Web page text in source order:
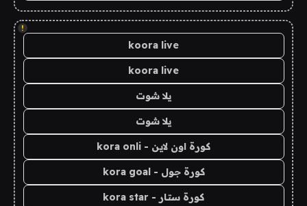
!
koora live
koora live
يلا شوت
يلا شوت
كورة اون لاين - kora onli
كورة جول - kora goal
كورة ستار - kora star